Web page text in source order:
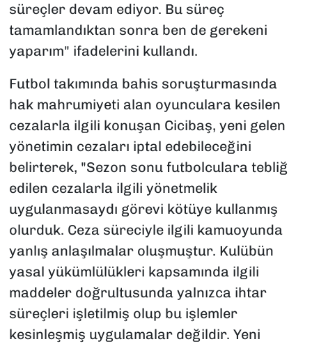
süreçler devam ediyor. Bu süreç
tamamlandıktan sonra ben de gerekeni
yaparım" ifadelerini kullandı.
Futbol takımında bahis soruşturmasında
hak mahrumiyeti alan oyunculara kesilen
cezalarla ilgili konuşan Cicibaş, yeni gelen
yönetimin cezaları iptal edebileceğini
belirterek, "Sezon sonu futbolculara tebliğ
edilen cezalarla ilgili yönetmelik
uygulanmasaydı görevi kötüye kullanmış
olurduk. Ceza süreciyle ilgili kamuoyunda
yanlış anlaşılmalar oluşmuştur. Kulübün
yasal yükümlülükleri kapsamında ilgili
maddeler doğrultusunda yalnızca ihtar
süreçleri işletilmiş olup bu işlemler
kesinleşmiş uygulamalar değildir. Yeni